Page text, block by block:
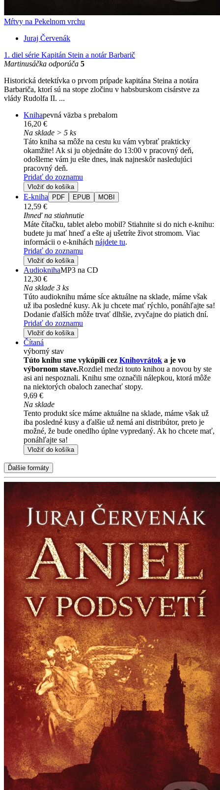
Mŕtvy na Pekelnom vrchu
Juraj Červenák
1. diel série Kapitán Stein a notár Barbarič
Martinusáčka odporúča 5
Historická detektívka o prvom prípade kapitána Steina a notára
Barbariča, ktorí sú na stope zločinu v habsburskom cisárstve za
vlády Rudolfa II. ...
Knihapevná väzba s prebalom
16,20 €
Na sklade > 5 ks
Táto kniha sa môže na cestu ku vám vybrať prakticky
okamžite! Ak si ju objednáte do 13:00 v pracovný deň,
odošleme vám ju ešte dnes, inak najneskôr nasledujúci
pracovný deň.
Pridať do zoznamu
Vložiť do košíka
E-kniha PDF EPUB MOBI
12,59 €
Ihneď na stiahnutie
Máte čítačku, tablet alebo mobil? Stiahnite si do nich e-knihu:
budete ju mať hneď a ešte aj ušetríte život stromom. Viac
informácii o e-knihách nájdete tu.
Pridať do zoznamu
Vložiť do košíka
AudioknihaMP3 na CD
12,30 €
Na sklade 3 ks
Túto audioknihu máme síce aktuálne na sklade, máme však
už iba posledné kusy. Ak ju chcete mať rýchlo, ponáhľajte sa!
Dodanie ďalších môže trvať dlhšie, zvyčajne do piatich dní.
Pridať do zoznamu
Vložiť do košíka
Čítaná
výborný stav
Túto knihu sme vykúpili cez Knihovrátok a je vo
výbornom stave.Rozdiel medzi touto knihou a novou by ste
asi ani nespoznali. Knihu sme označili nálepkou, ktorá môže
na niektorých obaloch zanechať stopy.
9,69 €
Na sklade
Tento produkt síce máme aktuálne na sklade, máme však už
iba posledné kusy a ďalšie už nemá ani distribútor, preto je
možné, že bude onedlho úplne vypredaný. Ak ho chcete mať,
ponáhľajte sa!
Vložiť do košíka
Ďalšie formáty